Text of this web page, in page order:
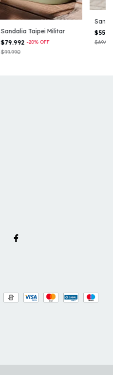
Sandalia Taipei Militar
$79.992-20% OFF
$99.990